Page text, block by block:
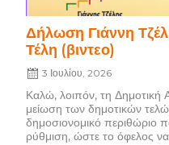
Δήλωση Γιάννη
Τέλη (βιντεο)
3 Ιουλίου, 2026
Καλώ, λοιπόν, τη Δημοτική
μείωση των δημοτικών
δημοσιονομικό περιθώριο
ρύθμιση, ώστε το όφελος